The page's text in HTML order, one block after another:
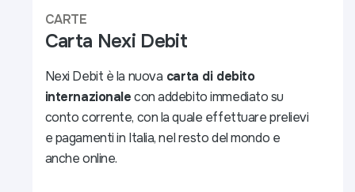
CARTE
Carta Nexi Debit
Nexi Debit è la nuova carta di debito
internazionalecon addebito immediato su
conto corrente, con la quale effettuare prelievi
e pagamenti in Italia, nel resto del mondo e
anche online.